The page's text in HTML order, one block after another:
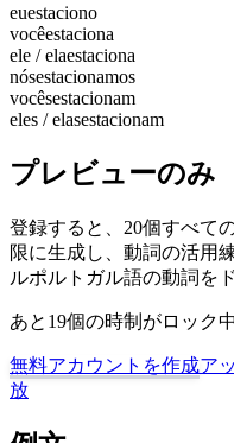
euestaciono
vocêestaciona
ele / elaestaciona
nósestacionamos
vocêsestacionam
eles / elasestacionam
プレビューのみ
登録すると、20個すべて
限に生成し、動詞の活用
ルポルトガル語の動詞を
あと19個の時制がロック中
無料アカウントを作成ア
放